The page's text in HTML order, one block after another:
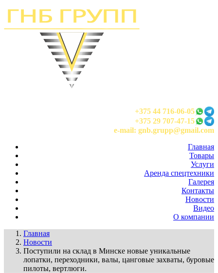
+375 44 716-06-05
+375 29 707-47-15
e-mail: gnb.grupp@gmail.com
Главная
Товары
Услуги
Аренда спецтехники
Галерея
Контакты
Новости
Видео
О компании
Главная
Новости
Поступили на склад в Минске новые уникальные
лопатки, переходники, валы, цанговые захваты, буровые
пилоты, вертлюги.